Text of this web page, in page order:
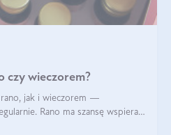
czy wieczorem?
rano, jak i wieczorem —
Rano ma szansę wspierać